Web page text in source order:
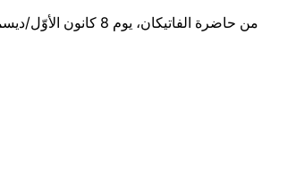
من حاضرة الفاتيكان، يوم 8 كانون الأوّل/ديسمبر من عام 2022.